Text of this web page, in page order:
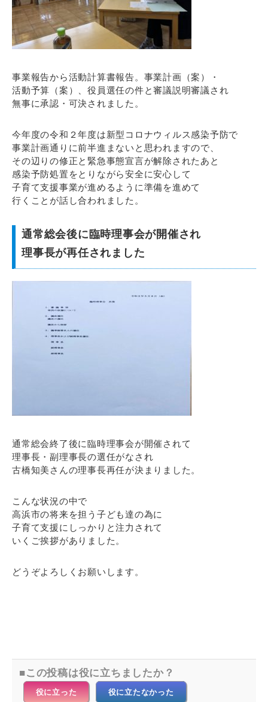
事業報告から活動計算書報告。事業計画（案）・
活動予算（案）、役員選任の件と審議説明審議され
無事に承認・可決されました。
今年度の令和２年度は新型コロナウィルス感染予防で
事業計画通りに前半進まないと思われますので、
その辺りの修正と緊急事態宣言が解除されたあと
感染予防処置をとりながら安全に安心して
子育て支援事業が進めるように準備を進めて
行くことが話し合われました。
通常総会後に臨時理事会が開催され
理事長が再任されました
通常総会終了後に臨時理事会が開催されて
理事長・副理事長の選任がなされ
古橋知美さんの理事長再任が決まりました。
こんな状況の中で
高浜市の将来を担う子ども達の為に
子育て支援にしっかりと注力されて
いくご挨拶がありました。
どうぞよろしくお願いします。
この投稿は役に立ちましたか？
役に立った 役に立たなかった